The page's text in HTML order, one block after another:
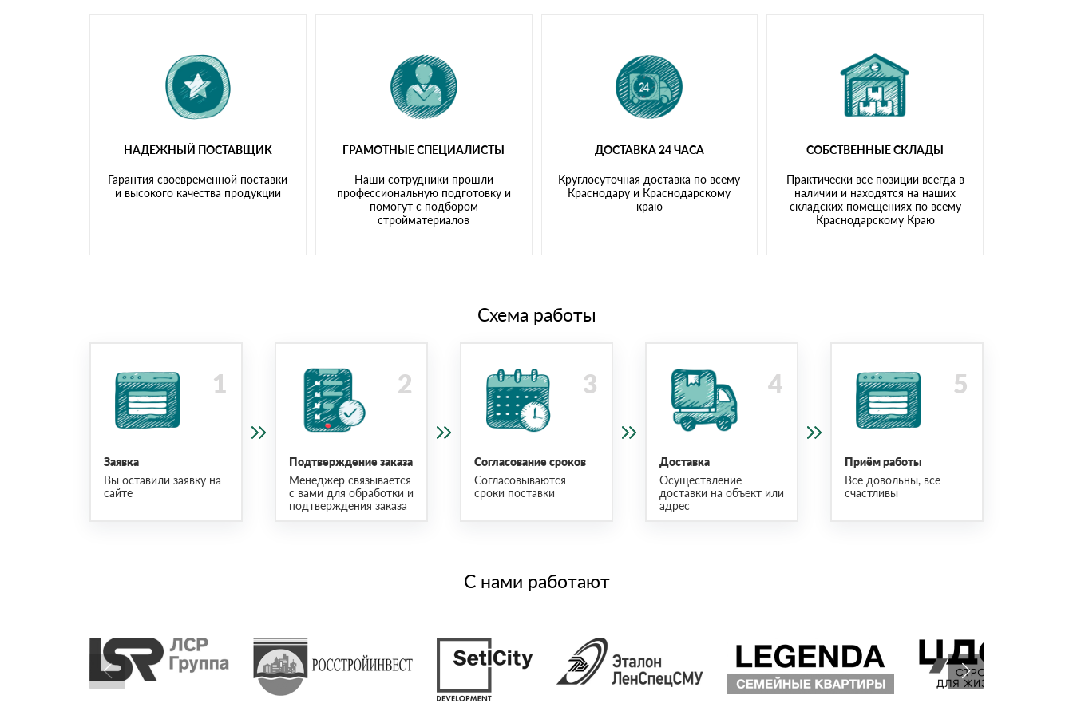
НАДЕЖНЫЙ ПОСТАВЩИК
Гарантия своевременной поставки
и высокого качества продукции
ГРАМОТНЫЕ СПЕЦИАЛИСТЫ
Наши сотрудники прошли
профессиональную подготовку и
помогут с подбором
стройматериалов
ДОСТАВКА 24 ЧАСА
Круглосуточная доставка по всему
Краснодару и Краснодарскому
краю
СОБСТВЕННЫЕ СКЛАДЫ
Практически все позиции всегда в
наличии и находятся на наших
складских помещениях по всему
Краснодарскому Краю
Схема работы
Заявка
Вы оставили заявку на
сайте
Подтверждение заказа
Менеджер связывается
с вами для обработки и
подтверждения заказа
Согласование сроков
Согласовываются
сроки поставки
Доставка
Осуществление
доставки на объект или
адрес
Приём работы
Все довольны, все
счастливы
С нами работают